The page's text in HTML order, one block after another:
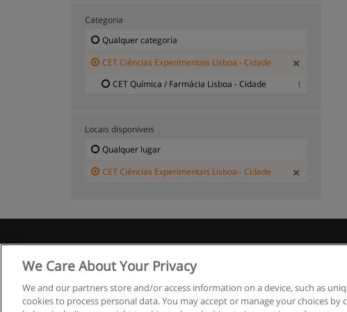
Categoria
Qualquer categoria
CET Ciências Experimentais Lisboa - Cidade
CET Química / Farmácia Lisboa - Cidade
1
Locais disponíveis
Qualquer lugar
CET Ciências Experimentais Lisboa - Cidade
We Care About Your Privacy
We and our partners store and/or access information on a device, such as
cookies to process personal data. You may accept or manage your choices by